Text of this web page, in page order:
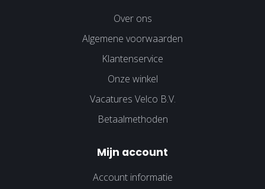
Over ons
Algemene voorwaarden
Klantenservice
Onze winkel
Vacatures Velco B.V.
Betaalmethoden
Mijn account
Account informatie